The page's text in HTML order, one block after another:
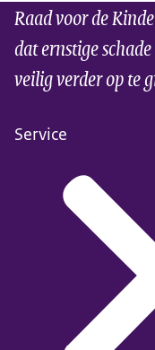
Raad voor de
dat ernstige
veilig verder op te
Service